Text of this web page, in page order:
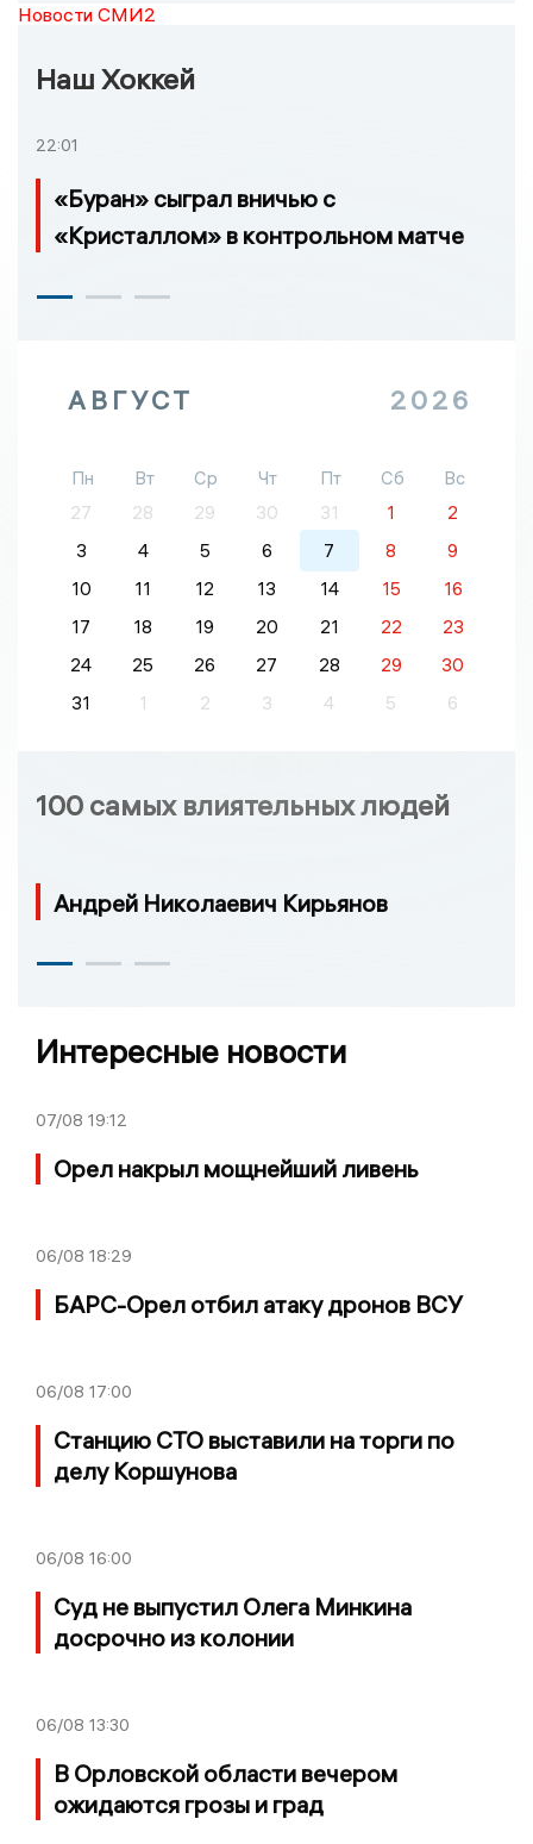
Новости СМИ2
Наш Хоккей
22:01
«Буран» сыграл вничью с
«Кристаллом» в контрольном матче
АВГУСТ 2026
Пн Вт Ср Чт Пт Сб
Вс
27
28 29 30 31 1
2
3
4 5 6 7 8
9
10
11 12 13 14 15
16
17
18 19 20 21 22
23
24
25 26 27 28 29
30
31
1 2 3 4 5 6
100 самых влиятельных людей
Андрей Николаевич Кирьянов
Интересные новости
07/08 19:12
Орел накрыл мощнейший ливень
06/08 18:29
БАРС-Орел отбил атаку дронов ВСУ
06/08 17:00
Станцию СТО выставили на торги по
делу Коршунова
06/08 16:00
Суд не выпустил Олега Минкина
досрочно из колонии
06/08 13:30
В Орловской области вечером
ожидаются грозы и град